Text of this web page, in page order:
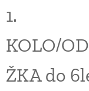
1.
KOLO/
ŽKA do